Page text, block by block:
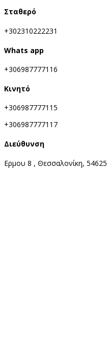
Σταθερό
+302310222231
Whats app
+306987777116
Κινητό
+306987777115
+306987777117
Διεύθυνση
Ερμου 8 , Θεσσαλονίκη, 54625